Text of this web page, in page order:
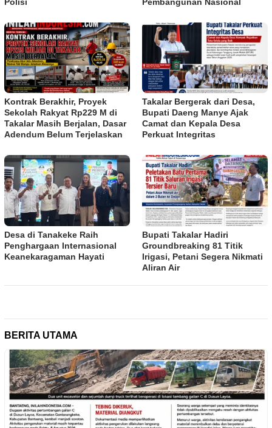
Kontrak Berakhir, Proyek
Sekolah Rakyat Rp229 M di
Takalar Masih Berjalan, Dasar
Adendum Belum Terjelaskan
Takalar Bergerak dari Desa,
Bupati Daeng Manye Ajak
Camat dan Kepala Desa
Perkuat Integritas
Desa di Tanakeke Raih
Penghargaan Internasional
Keanekaragaman Hayati
Bupati Takalar Hadiri
Groundbreaking 81 Titik
Irigasi, Petani Segera Nikmati
Aliran Air
BERITA UTAMA